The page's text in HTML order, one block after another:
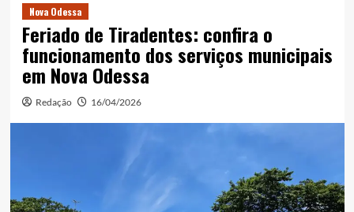
Nova Odessa
Feriado de Tiradentes: confira o
funcionamento dos serviços municipais
em Nova Odessa
Redação 16/04/2026